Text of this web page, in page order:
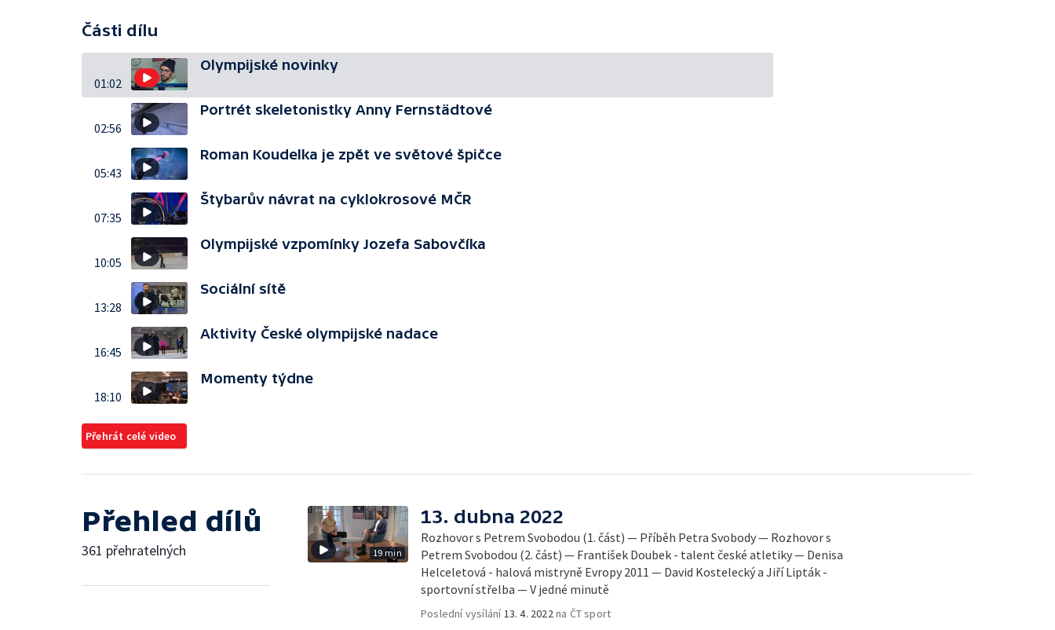
Části dílu
01:02
Olympijské novinky
02:56
Portrét skeletonistky Anny Fernstädtové
05:43
Roman Koudelka je zpět ve světové špičce
07:35
Štybarův návrat na cyklokrosové MČR
10:05
Olympijské vzpomínky Jozefa Sabovčíka
13:28
Sociální sítě
16:45
Aktivity České olympijské nadace
18:10
Momenty týdne
Přehrát celé video
Přehled dílů
361 přehratelných 19 min
13. dubna 2022
Rozhovor s Petrem Svobodou (1. část) — Příběh Petra Svobody — Rozhovor s
Petrem Svobodou (2. část) — František Doubek - talent české atletiky — Denisa
Helceletová - halová mistryně Evropy 2011 — David Kostelecký a Jiří Lipták -
sportovní střelba — V jedné minutě
Poslední vysílání13. 4. 2022na ČT sport